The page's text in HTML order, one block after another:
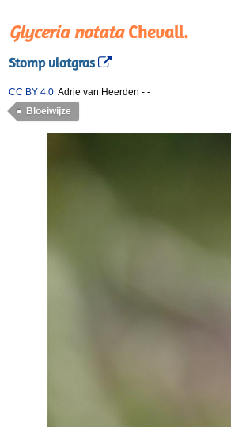
Glyceria notataChevall.
Stomp vlotgras
CC BY 4.0 Adrie van Heerden - -
Bloeiwijze